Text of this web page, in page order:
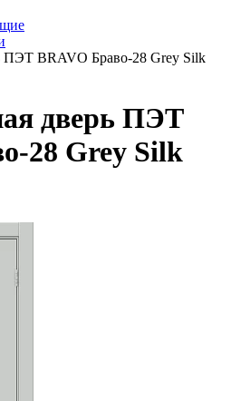
ПЭТ BRAVO Браво-28 Grey Silk
дверь ПЭТ
28 Grey Silk